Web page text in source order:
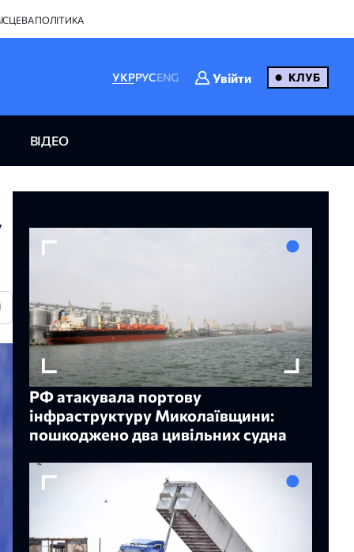
ПОЛІТИКА
УКРРУСENG Увійти КЛУБ
ВІДЕО
РФ атакувала портову
інфраструктуру Миколаївщини:
пошкоджено два цивільних судна